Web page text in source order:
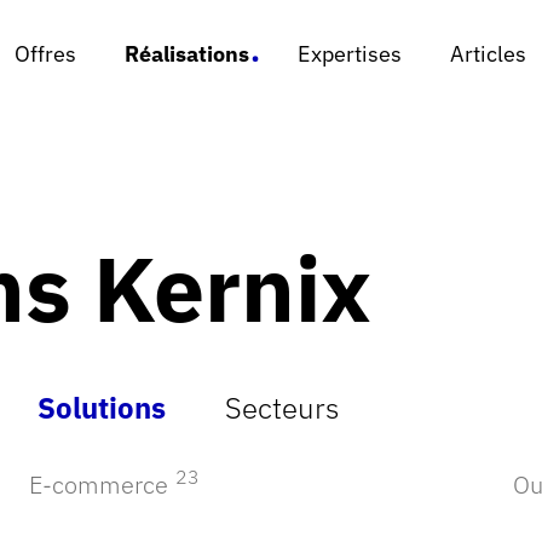
Offres Réalisations Expertises Articles
Offres Réalisations Expertises Articles
Kernix
Solutions Secteurs
E-commerce 23